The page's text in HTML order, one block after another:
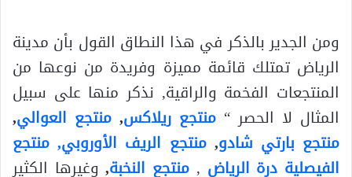
ومن الجدير بالذكر في هذا النطاق القول بأن مدينة
الرياض تمتلك قائمة مميزة وفريدة من نوعها من
المنتجعات الفخمة والراقية, نذكر منها على سبيل
المثال لا الحصر “ منتجع ريلاكس, منتجع العوالي,
منتجع بارتي شادو,منتجع الريف الأوروبي, منتجع
الفيصلية درة الرياض , منتجع النخبة,وغيرها الكثير